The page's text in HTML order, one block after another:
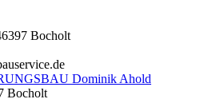
Bocholt
Dominik Ahold
Bocholt